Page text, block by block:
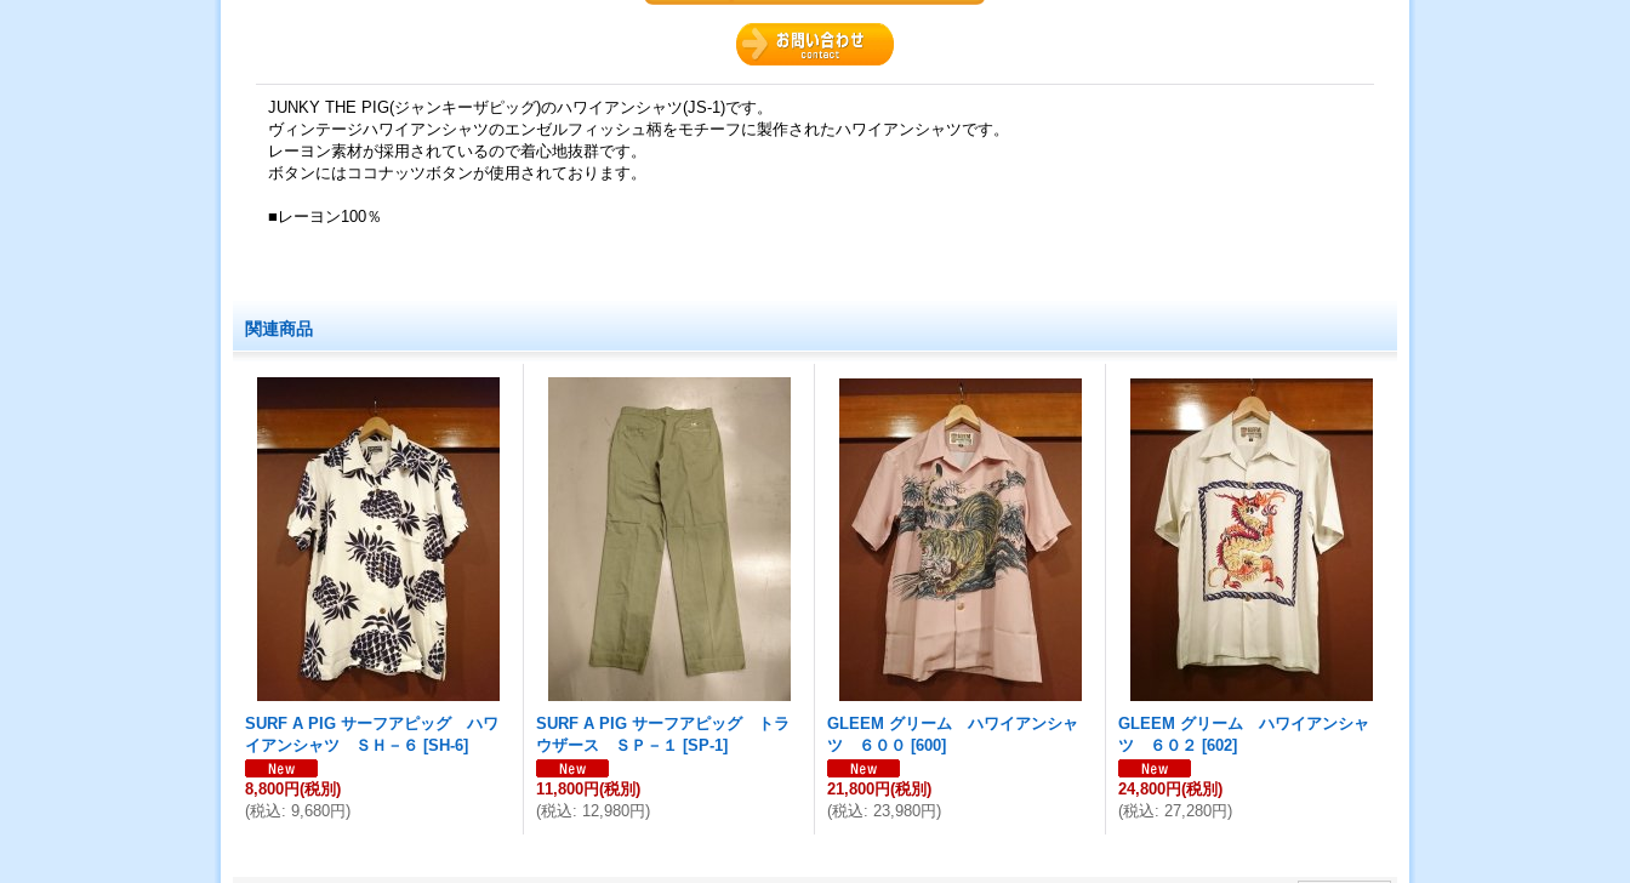
JUNKY THE PIG(ジャンキーザピッグ)のハワイアンシャツ(JS-1)です。
ヴィンテージハワイアンシャツのエンゼルフィッシュ柄をモチーフに製作されたハワイアンシャツです。
レーヨン素材が採用されているので着心地抜群です。
ボタンにはココナッツボタンが使用されております。
■レーヨン100％
関連商品
SURF A PIG サーフアピッグ ハワ
イアンシャツ ＳＨ－６ [SH-6]
8,800円(税別)
(税込: 9,680円)
SURF A PIG サーフアピッグ トラ
ウザース ＳＰ－１ [SP-1]
11,800円(税別)
(税込: 12,980円)
GLEEM グリーム ハワイアンシャ
ツ ６００ [600]
21,800円(税別)
(税込: 23,980円)
GLEEM グリーム ハワイアンシャ
ツ ６０２ [602]
24,800円(税別)
(税込: 27,280円)